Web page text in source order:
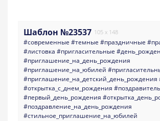
Шаблон №23537 105 x 148
#современные #темные #праздничные
#листовка #пригласительные
#приглашение_на_день_рождения
#приглашение_на_юбилей
#приглашение_на_детский_день_рождения
#открытка_с_днем_рождения
#первый_день_рождения
#поздравление_на_день_рождения
#стильное_приглашение_на_юбилей